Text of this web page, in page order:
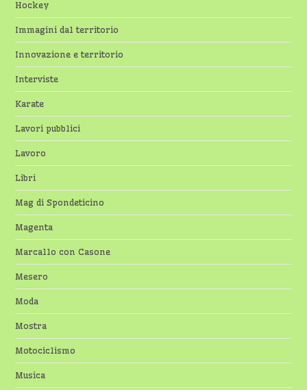
Hockey
Immagini dal territorio
Innovazione e territorio
Interviste
Karate
Lavori pubblici
Lavoro
Libri
Mag di Spondeticino
Magenta
Marcallo con Casone
Mesero
Moda
Mostra
Motociclismo
Musica